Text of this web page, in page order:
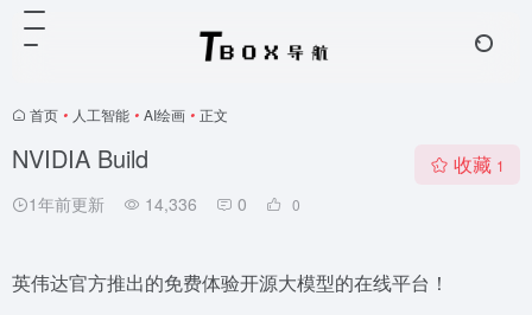
首页 • 人工智能 • AI绘画 • 正文
NVIDIA Build
1年前更新 14,336 0 0
收藏 1
英伟达官方推出的免费体验开源大模型的在线平台！